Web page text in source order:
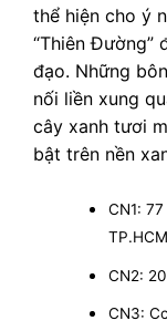
thể hiện cho ý
“Thiên Đường”
đạo. Những
nối liền xung
cây xanh tươi
bật trên nền
CN1:
TP.HCM
CN2:
CN3: